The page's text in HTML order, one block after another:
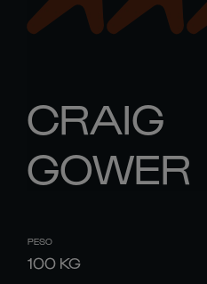
CRAIG
GOWER
PESO
100 KG